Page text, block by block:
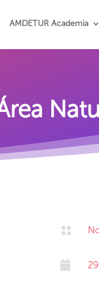
AMDETUR Academia

